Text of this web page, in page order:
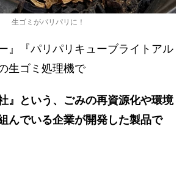
生ゴミがパリパリに！
』『パリパリキューブライトアル
生ゴミ処理機で
』という、ごみの再資源化や環境
んでいる企業が開発した製品で